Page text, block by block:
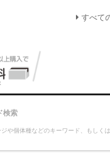
すべて
検索
や個体種などのキーワード、もしく